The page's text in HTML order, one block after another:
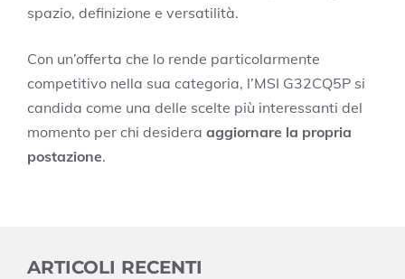
spazio, definizione e versatilità.
Con un’offerta che lo rende particolarmente
competitivo nella sua categoria, l’MSI G32CQ5P si
candida come una delle scelte più interessanti del
momento per chi desidera aggiornare la propria
postazione.
ARTICOLI RECENTI